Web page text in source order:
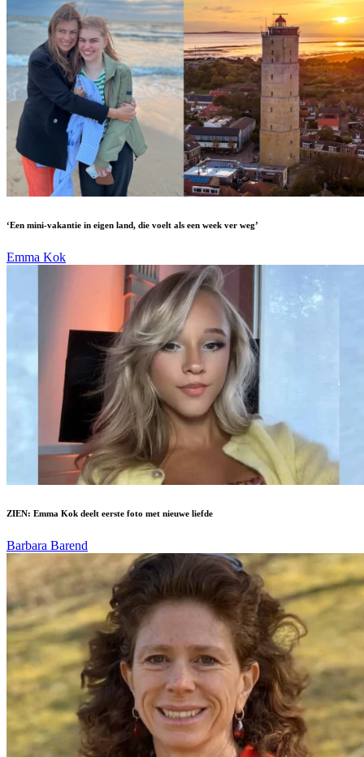
‘Een mini-vakantie in eigen land, die voelt als een week ver weg’
Emma Kok
ZIEN: Emma Kok deelt eerste foto met nieuwe liefde
Barbara Barend